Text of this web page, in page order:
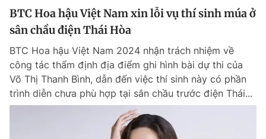
Chuyên mục khác
Chào ngày mới Tin 24h
Thông tin tài khoản
Đổi mật khẩu
Tin đã lưu
Tin đã xem
BTC Hoa hậu Việt Nam xin lỗi vụ thí sinh múa ở
sân chầu điện Thái Hòa
BTC Hoa hậu Việt Nam 2024 nhận trách nhiệm về
công tác thẩm định địa điểm ghi hình bài dự thi của
Võ Thị Thanh Bình, dẫn đến việc thí sinh này có phần
trình diễn chưa phù hợp tại sân chầu trước điện Thái...